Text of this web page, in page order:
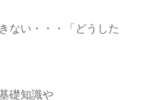
ない・・・「どうした
礎知識や